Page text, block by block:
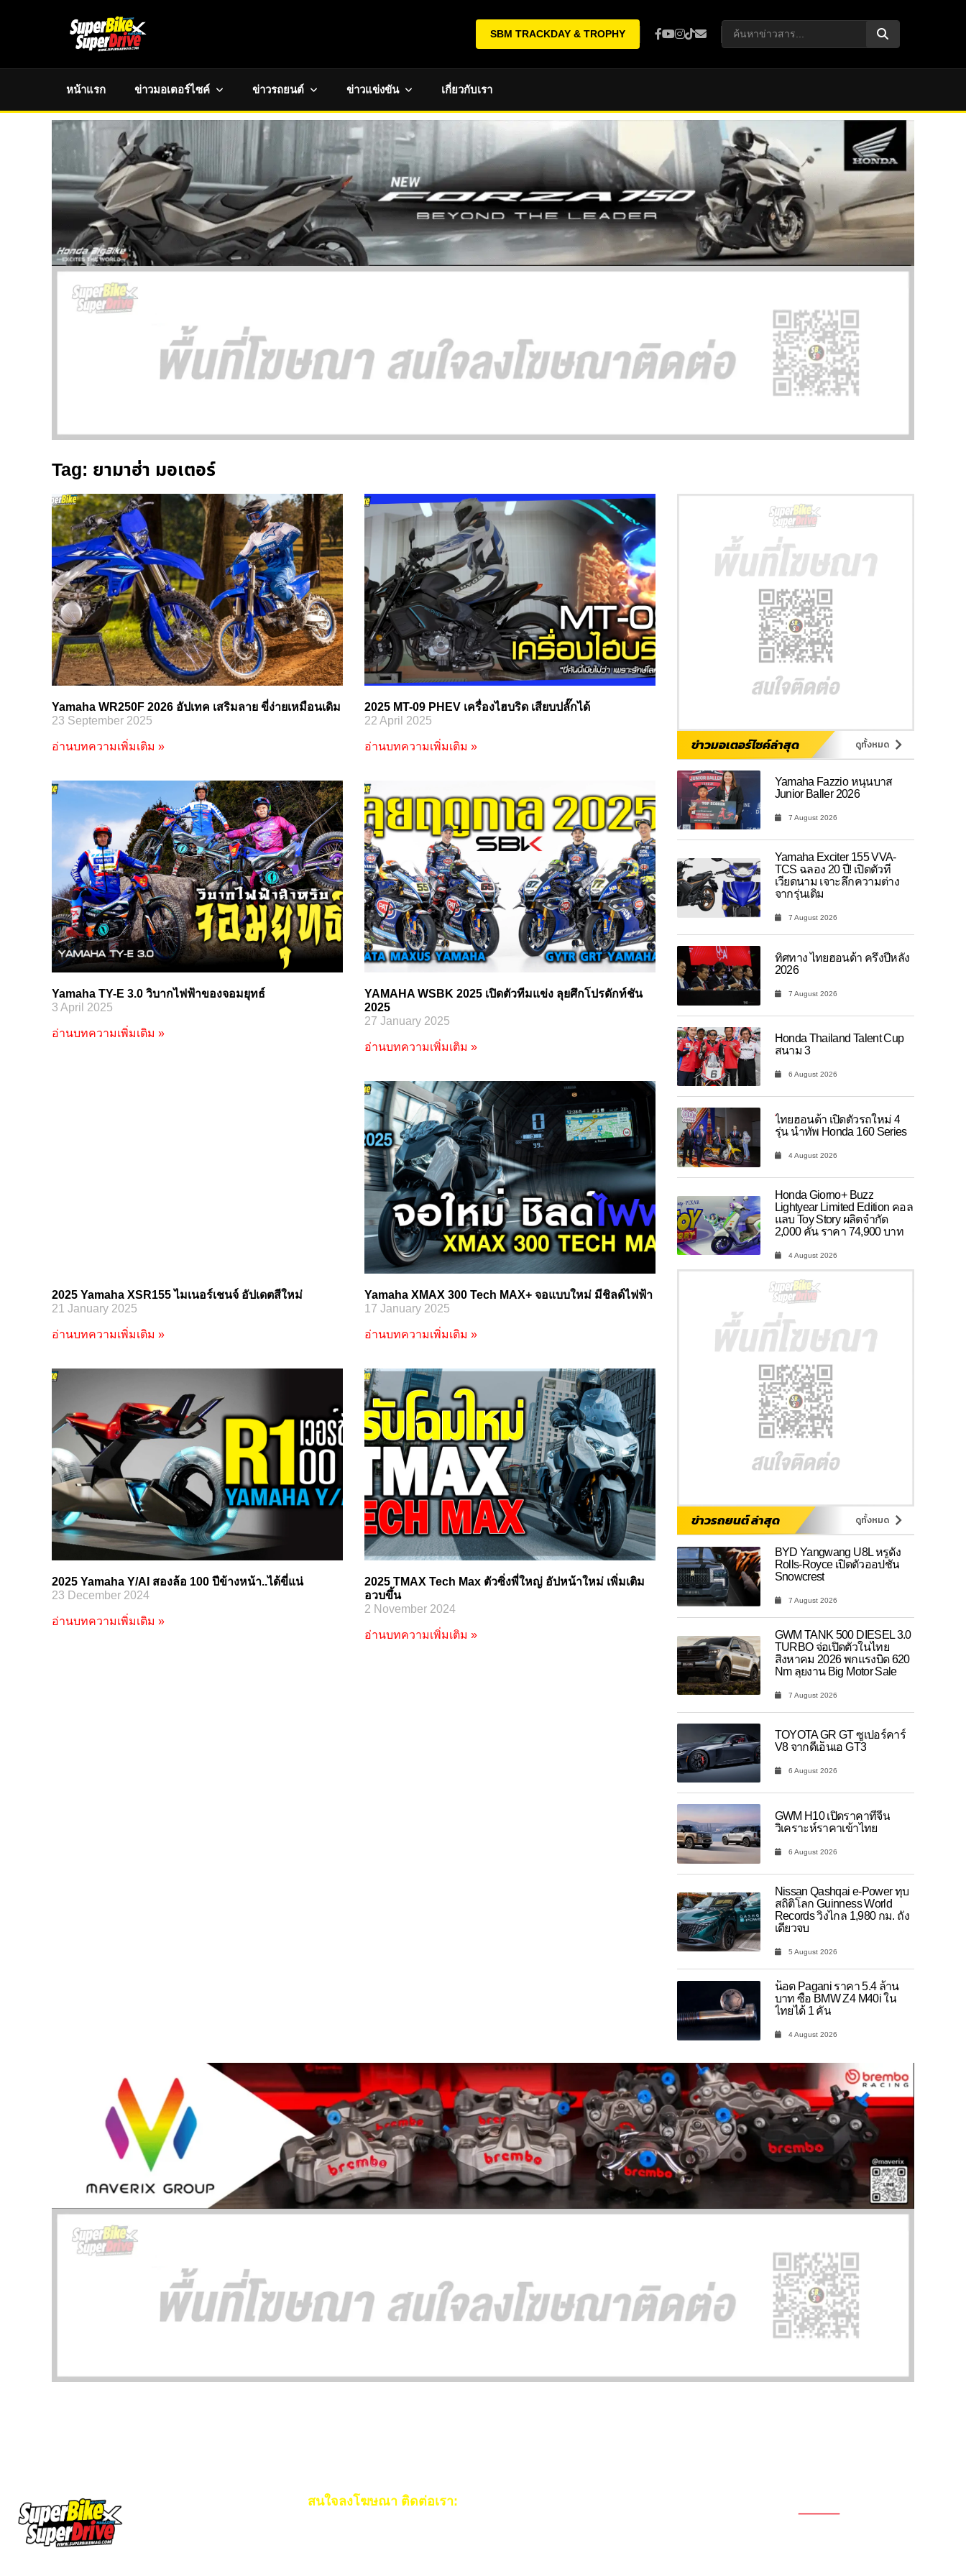
SBM TRACKDAY & TROPHY
หน้าแรก ข่าวมอเตอร์ไซค์ ข่าวรถยนต์ ข่าวแข่งขัน เกี่ยวกับเรา
Tag: ยามาฮ่า มอเตอร์
Yamaha WR250F 2026 อัปเทค เสริมลาย ขี่ง่ายเหมือนเดิม
23 September 2025
อ่านบทความเพิ่มเติม »
2025 MT-09 PHEV เครื่องไฮบริด เสียบปลั๊กได้
22 April 2025
อ่านบทความเพิ่มเติม »
Yamaha TY-E 3.0 วิบากไฟฟ้าของจอมยุทธ์
3 April 2025
อ่านบทความเพิ่มเติม »
YAMAHA WSBK 2025 เปิดตัวทีมแข่ง ลุยศึกโปรดักท์ชัน
2025
27 January 2025
อ่านบทความเพิ่มเติม »
2025 Yamaha XSR155 ไมเนอร์เชนจ์ อัปเดตสีใหม่
21 January 2025
อ่านบทความเพิ่มเติม »
Yamaha XMAX 300 Tech MAX+ จอแบบใหม่ มีชิลด์ไฟฟ้า
17 January 2025
อ่านบทความเพิ่มเติม »
2025 Yamaha Y/AI สองล้อ 100 ปีข้างหน้า..ได้ขี่แน่
23 December 2024
อ่านบทความเพิ่มเติม »
2025 TMAX Tech Max ตัวซิ่งพี่ใหญ่ อัปหน้าใหม่ เพิ่มเติม
อวบขึ้น
2 November 2024
อ่านบทความเพิ่มเติม »
ข่าวมอเตอร์ไซค์ล่าสุด ดูทั้งหมด
Yamaha Fazzio หนุนบาส
Junior Baller 2026
7 August 2026
Yamaha Exciter 155 VVA-
TCS ฉลอง 20 ปี! เปิดตัวที่
เวียดนาม เจาะลึกความต่าง
จากรุ่นเดิม
7 August 2026
ทิศทาง ไทยฮอนด้า ครึ่งปีหลัง
2026
7 August 2026
Honda Thailand Talent Cup
สนาม 3
6 August 2026
ไทยฮอนด้า เปิดตัวรถใหม่ 4
รุ่น นำทัพ Honda 160 Series
4 August 2026
Honda Giorno+ Buzz
Lightyear Limited Edition คอล
แลบ Toy Story ผลิตจำกัด
2,000 คัน ราคา 74,900 บาท
4 August 2026
ข่าวรถยนต์ ล่าสุด ดูทั้งหมด
BYD Yangwang U8L หรูดั่ง
Rolls-Royce เปิดตัวออปชัน
Snowcrest
7 August 2026
GWM TANK 500 DIESEL 3.0
TURBO จ่อเปิดตัวในไทย
สิงหาคม 2026 พกแรงบิด 620
Nm ลุยงาน Big Motor Sale
7 August 2026
TOYOTA GR GT ซูเปอร์คาร์
V8 จากดีเอ็นเอ GT3
6 August 2026
GWM H10 เปิดราคาที่จีน
วิเคราะห์ราคาเข้าไทย
6 August 2026
Nissan Qashqai e-Power ทุบ
สถิติโลก Guinness World
Records วิ่งไกล 1,980 กม. ถัง
เดียวจบ
5 August 2026
น็อต Pagani ราคา 5.4 ล้าน
บาท ซื้อ BMW Z4 M40i ใน
ไทยได้ 1 คัน
4 August 2026
สนใจลงโฆษณา ติดต่อเรา: